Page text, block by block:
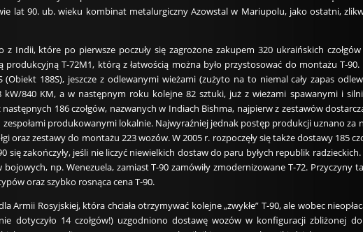
lat 90. ub. wieku kombinat metalurgiczny Azowstal w Mariupolu, jako ostatni,
z Indii, które po pierwsze poczuły się zagrożone zakupem 320 ukraińskich
produkcyjną T-72M1, którą z łatwością można było przystosować do montażu T-
(Obiekt 188S), jeszcze z odlewanymi wieżami (zużyto na to niemal cały zapas
840 KM, a w następnym roku kolejne 82 sztuki, już z wieżami spawanymi i
186 czołgów, nazwanych w Indiach Bishma, najpierw z zestawów
produkowanymi lokalnie. Najwyraźniej jednak postęp produkcji uznano za
oraz zestawy do montażu 223 wozów. W 2005 r. rozpoczęły się także dostawy 185
się zakończyły, jeśli nie liczyć niewielkich dostaw do paru byłych republik
np. Wenezuela, zamiast T-90 zamówiły zmodernizowane T-72. Przyczyny
oraz szybko rosnąca cena T-90.
Armii Rosyjskiej, która chciała otrzymywać kolejne „zwykłe” T-90, ale wobec
dotyczyło 14 czołgów!) uzgodniono dostawę wozów w konfiguracji zbliżonej